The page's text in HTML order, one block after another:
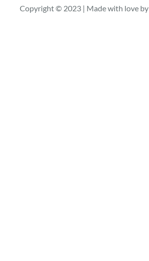
c
Copyright © 2023 | Made with love by